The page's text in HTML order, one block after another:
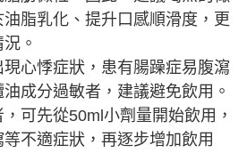
脂乳化、提升口感順滑度，更
。
心悸症狀，患有腸躁症易腹瀉
成分過敏者，建議避免飲用。
可先從50ml小劑量開始飲用，
不適症狀，再逐步增加飲用